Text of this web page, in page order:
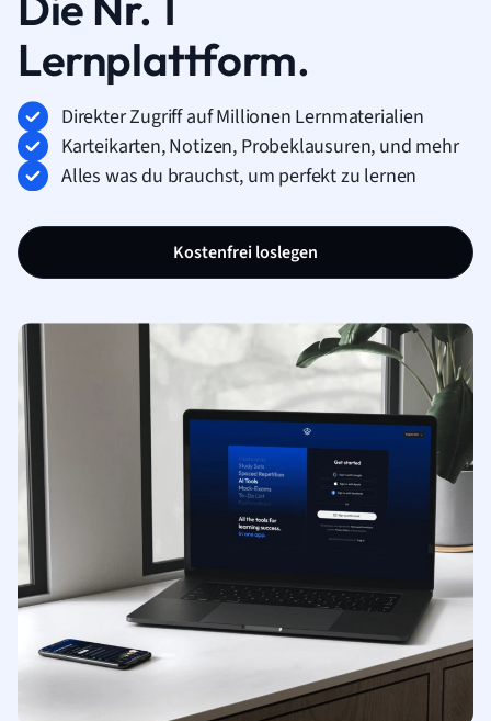
Lernplattform.
Direkter Zugriff auf Millionen Lernmaterialien
Karteikarten, Notizen, Probeklausuren, und mehr
Alles was du brauchst, um perfekt zu lernen
Kostenfrei loslegen